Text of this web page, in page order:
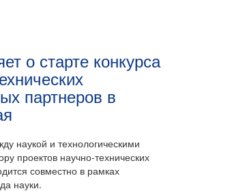
о старте конкурса
партнеров в
наукой и технологическими
проектов научно-технических
совместно в рамках
науки.